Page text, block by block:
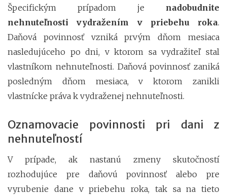
Špecifickým prípadom je nadobudnite
nehnuteľnosti vydražením v priebehu roka.
Daňová povinnosť vzniká prvým dňom mesiaca
nasledujúceho po dni, v ktorom sa vydražiteľ stal
vlastníkom nehnuteľnosti. Daňová povinnosť zaniká
posledným dňom mesiaca, v ktorom zanikli
vlastnícke práva k vydraženej nehnuteľnosti.
Oznamovacie povinnosti pri dani z
nehnuteľností
V prípade, ak nastanú zmeny skutočností
rozhodujúce pre daňovú povinnosť alebo pre
vyrubenie dane v priebehu roka, tak sa na tieto